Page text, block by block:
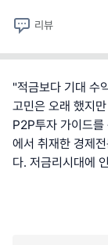
리뷰
"적금보다 기대 수
고민은 오래 했지
P2P투자 가이드
에서 취재한 경제
다. 저금리시대에